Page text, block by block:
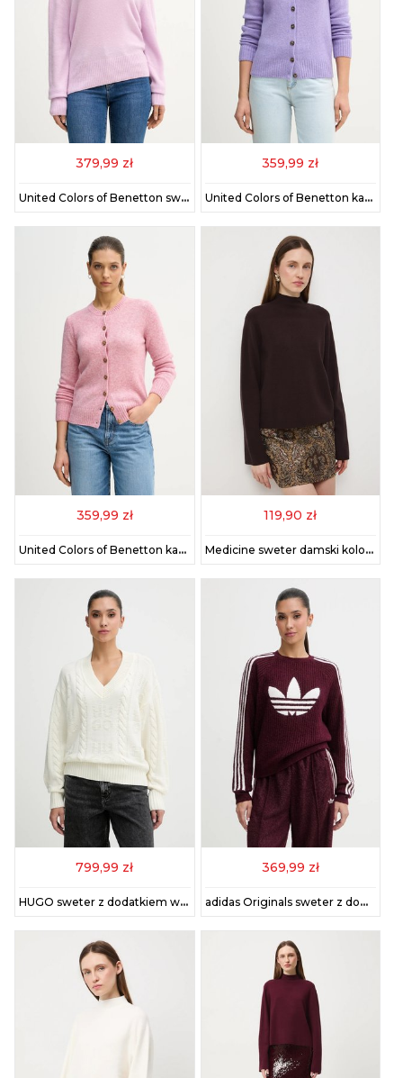
379,99 zł
United Colors of Benetton sweter damski kolor fioletowy lekki 11CZD10FD
359,99 zł
United Colors of Benetton kardigan wełniany kolor różowy 103ME500L
359,99 zł
United Colors of Benetton kardigan wełniany kolor różowy 103ME500L
119,90 zł
Medicine sweter damski kolor brązowy lekki z półgolfem
799,99 zł
HUGO sweter z dodatkiem wełny damski kolor beżowy 50554075
369,99 zł
adidas Originals sweter z domieszką wełny damski kolor bordowy lekki KS7805